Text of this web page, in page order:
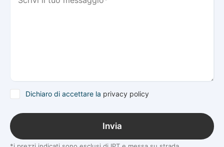
Dichiaro di accettare la privacy policy
Invia